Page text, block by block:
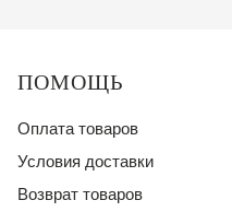
ПОМОЩЬ
Оплата товаров
Условия доставки
Возврат товаров